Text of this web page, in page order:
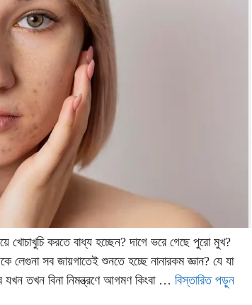
খোচাখুচি করতে বাধ্য হচ্ছেন? দাগে ভরে গেছে পুরো মুখ?
লেগুনা সব জায়গাতেই শুনতে হচ্ছে নানারকম জ্ঞান? যে যা
তখন বিনা নিমন্ত্রণে আগমণ কিংবা … বিস্তারিত পড়ুন